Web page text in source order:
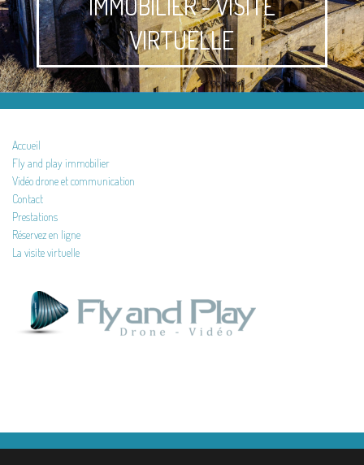
VIRTUELLE
Accueil
Fly and play immobilier
Vidéo drone et communication
Contact
Prestations
Réservez en ligne
La visite virtuelle